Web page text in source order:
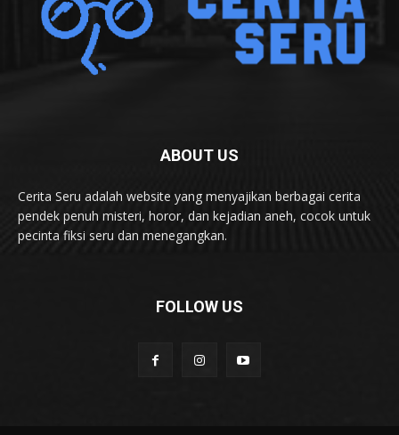
ABOUT US
Cerita Seru adalah website yang menyajikan berbagai cerita
pendek penuh misteri, horor, dan kejadian aneh, cocok untuk
pecinta fiksi seru dan menegangkan.
FOLLOW US